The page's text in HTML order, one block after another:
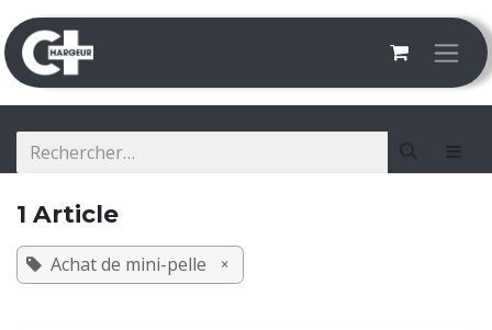
Se rendre au contenu
1 Article
Achat de mini-pelle ×